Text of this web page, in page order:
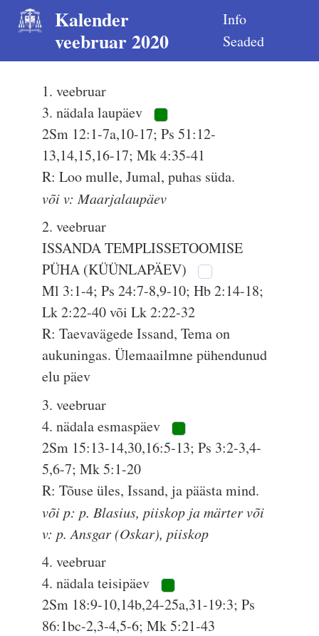
Kalender
veebruar 2020
Info
Seaded
1. veebruar
3. nädala laupäev
2Sm 12:1-7a,10-17; Ps 51:12-
13,14,15,16-17; Mk 4:35-41
R: Loo mulle, Jumal, puhas süda.
või v: Maarjalaupäev
2. veebruar
ISSANDA TEMPLISSETOOMISE
PÜHA (KÜÜNLAPÄEV)
Ml 3:1-4; Ps 24:7-8,9-10; Hb 2:14-18;
Lk 2:22-40 või Lk 2:22-32
R: Taevavägede Issand, Tema on
aukuningas. Ülemaailmne pühendunud
elu päev
3. veebruar
4. nädala esmaspäev
2Sm 15:13-14,30,16:5-13; Ps 3:2-3,4-
5,6-7; Mk 5:1-20
R: Tõuse üles, Issand, ja päästa mind.
või p: p. Blasius, piiskop ja märter või
v: p. Ansgar (Oskar), piiskop
4. veebruar
4. nädala teisipäev
2Sm 18:9-10,14b,24-25a,31-19:3; Ps
86:1bc-2,3-4,5-6; Mk 5:21-43